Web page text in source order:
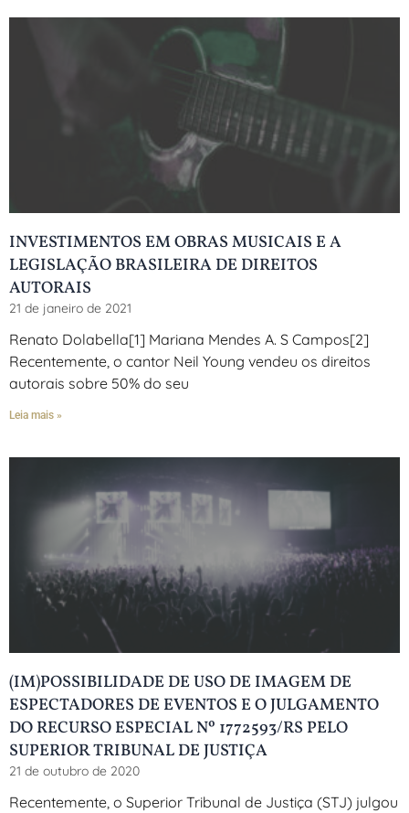
INVESTIMENTOS EM OBRAS MUSICAIS E A
LEGISLAÇÃO BRASILEIRA DE DIREITOS
AUTORAIS
21 de janeiro de 2021
Renato Dolabella[1] Mariana Mendes A. S Campos[2]
Recentemente, o cantor Neil Young vendeu os direitos
autorais sobre 50% do seu
Leia mais »
(IM)POSSIBILIDADE DE USO DE IMAGEM DE
ESPECTADORES DE EVENTOS E O JULGAMENTO
DO RECURSO ESPECIAL Nº 1772593/RS PELO
SUPERIOR TRIBUNAL DE JUSTIÇA
21 de outubro de 2020
Recentemente, o Superior Tribunal de Justiça (STJ) julgou